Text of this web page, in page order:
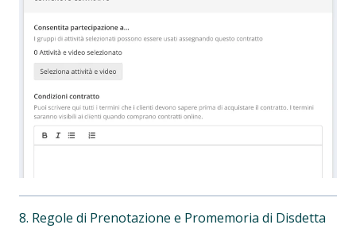
8. Regole di Prenotazione e Promemoria di Disdetta